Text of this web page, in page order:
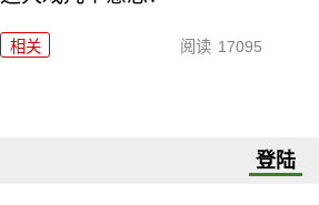
相关 阅读 17095
登陆